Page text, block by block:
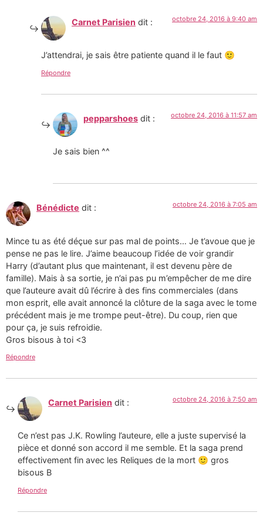
Carnet Parisien dit : octobre 24, 2016 à 9:40 am
J’attendrai, je sais être patiente quand il le faut 🙂
Répondre
pepparshoes dit : octobre 24, 2016 à 11:57 am
Je sais bien ^^
Bénédicte dit : octobre 24, 2016 à 7:05 am
Mince tu as été déçue sur pas mal de points… Je t’avoue que je
pense ne pas le lire. J’aime beaucoup l’idée de voir grandir
Harry (d’autant plus que maintenant, il est devenu père de
famille). Mais à sa sortie, je n’ai pas pu m’empêcher de me dire
que l’auteure avait dû l’écrire à des fins commerciales (dans
mon esprit, elle avait annoncé la clôture de la saga avec le tome
précédent mais je me trompe peut-être). Du coup, rien que
pour ça, je suis refroidie.
Gros bisous à toi <3
Répondre
Carnet Parisien dit : octobre 24, 2016 à 7:50 am
Ce n’est pas J.K. Rowling l’auteure, elle a juste supervisé la
pièce et donné son accord il me semble. Et la saga prend
effectivement fin avec les Reliques de la mort 🙂 gros
bisous B
Répondre